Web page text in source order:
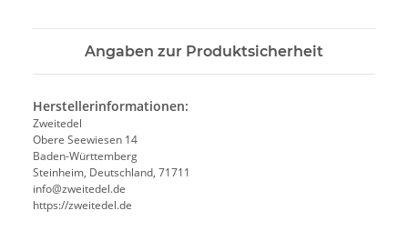
Angaben zur Produktsicherheit
Herstellerinformationen:
Zweitedel
Obere Seewiesen 14
Baden-Württemberg
Steinheim, Deutschland, 71711
info@zweitedel.de
https://zweitedel.de